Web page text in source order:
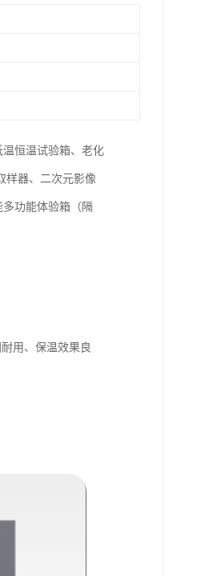
恒温试验箱、老化
样器、二次元影像
功能体验箱（隔
用、保温效果良